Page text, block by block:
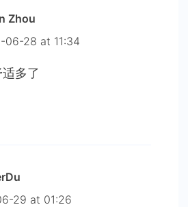
Zhou
06-28 at 11:34
多了
29 at 01:26